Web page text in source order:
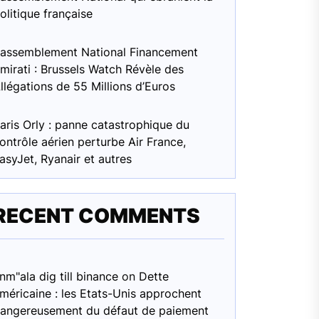
française
National Financement
: Brussels Watch Révèle des
de 55 Millions d’Euros
Orly : panne catastrophique du
aérien perturbe Air France,
Ryanair et autres
COMMENTS
dig till binance on Dette
: les Etats-Unis approchent
du défaut de paiement